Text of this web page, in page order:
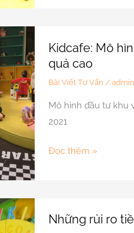
chơi
trẻ
Covy
Kidcafe: Mô
quả cao
Bài Viết Tư Vấn / admin
Mô hình đầu tư khu
2021
Kidcafe:
tư
Đọc thêm »
Những rủi ro